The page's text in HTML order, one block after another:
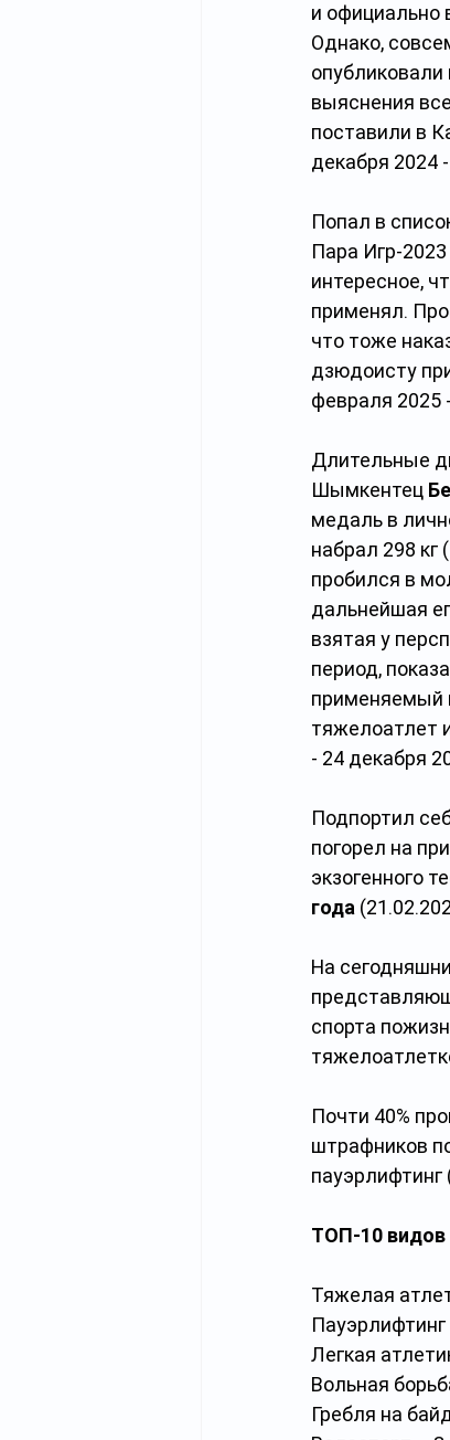
и официально
Однако,
выяснения
поставили в
декабря 2024
Попал в
Пара Игр-
интересное,
применял.
что тоже
дзюдоисту
февраля 2025
Длительные
Шымкентец
медаль в
набрал 298
пробился в
дальнейшая
взятая у
период,
применяемый
тяжелоатлет
- 24 декабря
Подпортил
погорел на
экзогенного
года
На
спорта
Почти 40%
штрафников
пауэрлифтинг
ТОП-10 видов
Тяжелая
Пауэрлифтинг
Легкая
Вольная
Гребля на